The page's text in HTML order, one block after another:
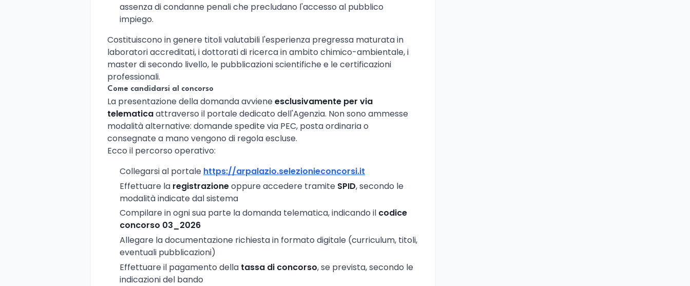
assenza di condanne penali che precludano l'accesso al pubblico
impiego.
Costituiscono in genere titoli valutabili l'esperienza pregressa maturata in
laboratori accreditati, i dottorati di ricerca in ambito chimico-ambientale, i
master di secondo livello, le pubblicazioni scientifiche e le certificazioni
professionali.
Come candidarsi al concorso
La presentazione della domanda avvieneesclusivamente per via
telematicaattraverso il portale dedicato dell'Agenzia. Non sono ammesse
modalità alternative: domande spedite via PEC, posta ordinaria o
consegnate a mano vengono di regola escluse.
Ecco il percorso operativo:
Collegarsi al portale https://arpalazio.selezionieconcorsi.it
Effettuare la registrazioneoppure accedere tramite SPID, secondo le
modalità indicate dal sistema
Compilare in ogni sua parte la domanda telematica, indicando il codice
concorso 03_2026
Allegare la documentazione richiesta in formato digitale (curriculum, titoli,
eventuali pubblicazioni)
Effettuare il pagamento della tassa di concorso, se prevista, secondo le
indicazioni del bando